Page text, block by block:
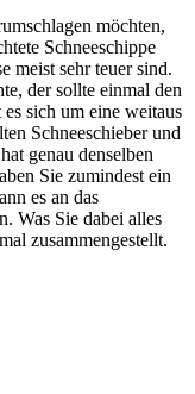
möchten,
Schneeschippe
meist sehr teuer sind.
der sollte einmal den
sich um eine weitaus
Schneeschieber und
genau denselben
Sie zumindest ein
es an das
Was Sie dabei alles
zusammengestellt.